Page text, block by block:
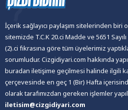
İçerik sağlayıcı paylaşım sitelerinden biri
sitemizde T.C.K 20.ci Madde ve 5651
(2).ci fıkrasına göre tüm üyelerimiz
sorumludur. Cizgidiyari.com hakkında
buradan iletişime geçilmesi halinde ilgili
çerçevesinde en geç 1 (Bir) Hafta
olarak tarafımızdan gereken işlemler
iletisim@cizgidiyari.com